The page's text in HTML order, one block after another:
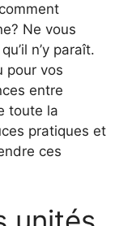
Ne vous
n’y paraît.
pour vos
entre
toute la
pratiques et
ces